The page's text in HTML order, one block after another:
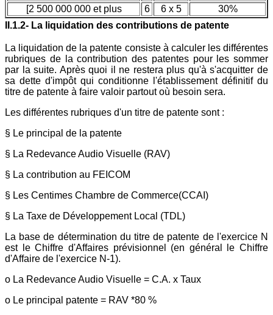
[2 500 000 000 et plus
6 6 x 5
30%
II.1.2- La liquidation des contributions de patente
La liquidation de la patente consiste à calculer les différentes
rubriques de la contribution des patentes pour les sommer
par la suite. Après quoi il ne restera plus qu'à s'acquitter de
sa dette d'impôt qui conditionne l'établissement définitif du
titre de patente à faire valoir partout où besoin sera.
Les différentes rubriques d'un titre de patente sont :
§ Le principal de la patente
§ La Redevance Audio Visuelle (RAV)
§ La contribution au FEICOM
§ Les Centimes Chambre de Commerce(CCAI)
§ La Taxe de Développement Local (TDL)
La base de détermination du titre de patente de l'exercice N
est le Chiffre d'Affaires prévisionnel (en général le Chiffre
d'Affaire de l'exercice N-1).
o La Redevance Audio Visuelle = C.A. x Taux
o Le principal patente = RAV *80 %